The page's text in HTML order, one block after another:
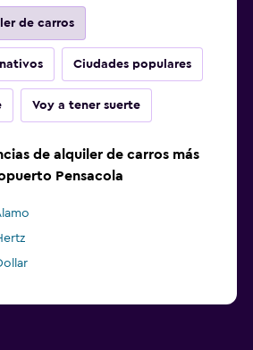
de carros
Ciudades populares
Voy a tener suerte
de alquiler de carros más
Pensacola